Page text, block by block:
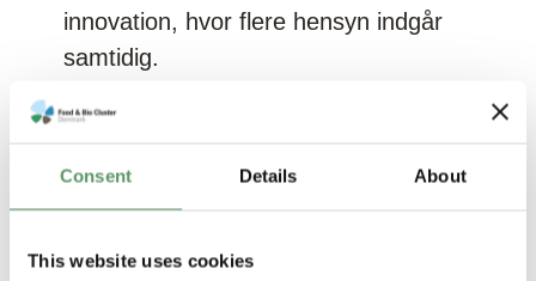
Consent Details About
This website uses cookies
innovation, hvor flere hensyn indgår
samtidig.